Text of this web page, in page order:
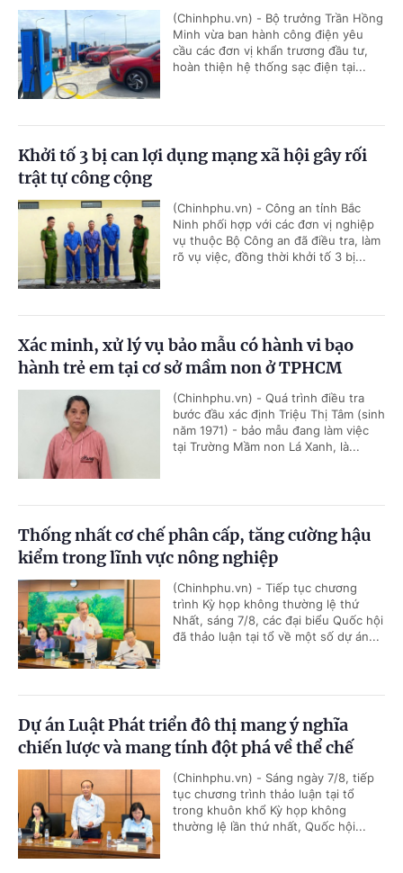
(Chinhphu.vn) - Bộ trưởng Trần Hồng
Minh vừa ban hành công điện yêu
cầu các đơn vị khẩn trương đầu tư,
hoàn thiện hệ thống sạc điện tại...
Khởi tố 3 bị can lợi dụng mạng xã hội gây rối
trật tự công cộng
(Chinhphu.vn) - Công an tỉnh Bắc
Ninh phối hợp với các đơn vị nghiệp
vụ thuộc Bộ Công an đã điều tra, làm
rõ vụ việc, đồng thời khởi tố 3 bị...
Xác minh, xử lý vụ bảo mẫu có hành vi bạo
hành trẻ em tại cơ sở mầm non ở TPHCM
(Chinhphu.vn) - Quá trình điều tra
bước đầu xác định Triệu Thị Tâm (sinh
năm 1971) - bảo mẫu đang làm việc
tại Trường Mầm non Lá Xanh, là...
Thống nhất cơ chế phân cấp, tăng cường hậu
kiểm trong lĩnh vực nông nghiệp
(Chinhphu.vn) - Tiếp tục chương
trình Kỳ họp không thường lệ thứ
Nhất, sáng 7/8, các đại biểu Quốc hội
đã thảo luận tại tổ về một số dự án...
Dự án Luật Phát triển đô thị mang ý nghĩa
chiến lược và mang tính đột phá về thể chế
(Chinhphu.vn) - Sáng ngày 7/8, tiếp
tục chương trình thảo luận tại tổ
trong khuôn khổ Kỳ họp không
thường lệ lần thứ nhất, Quốc hội...